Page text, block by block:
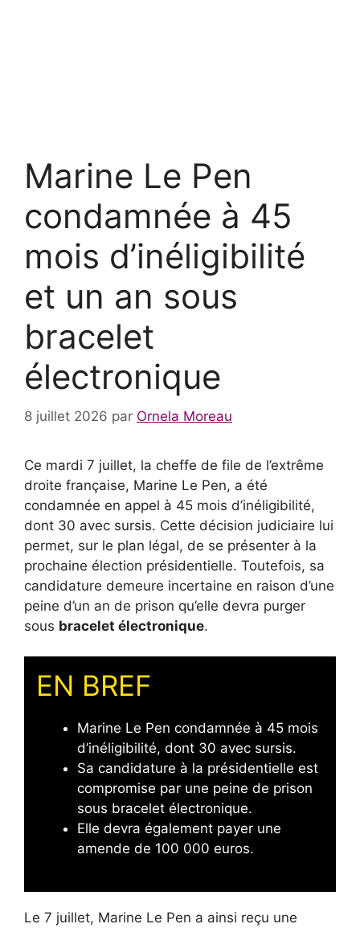
Marine Le Pen
condamnée à 45
mois d’inéligibilité
et un an sous
bracelet
électronique
8 juillet 2026 par Ornela Moreau
Ce mardi 7 juillet, la cheffe de file de l’extrême
droite française, Marine Le Pen, a été
condamnée en appel à 45 mois d’inéligibilité,
dont 30 avec sursis. Cette décision judiciaire lui
permet, sur le plan légal, de se présenter à la
prochaine élection présidentielle. Toutefois, sa
candidature demeure incertaine en raison d’une
peine d’un an de prison qu’elle devra purger
sous bracelet électronique.
EN BREF
Marine Le Pen condamnée à 45 mois
d’inéligibilité, dont 30 avec sursis.
Sa candidature à la présidentielle est
compromise par une peine de prison
sous bracelet électronique.
Elle devra également payer une
amende de 100 000 euros.
Le 7 juillet, Marine Le Pen a ainsi reçu une